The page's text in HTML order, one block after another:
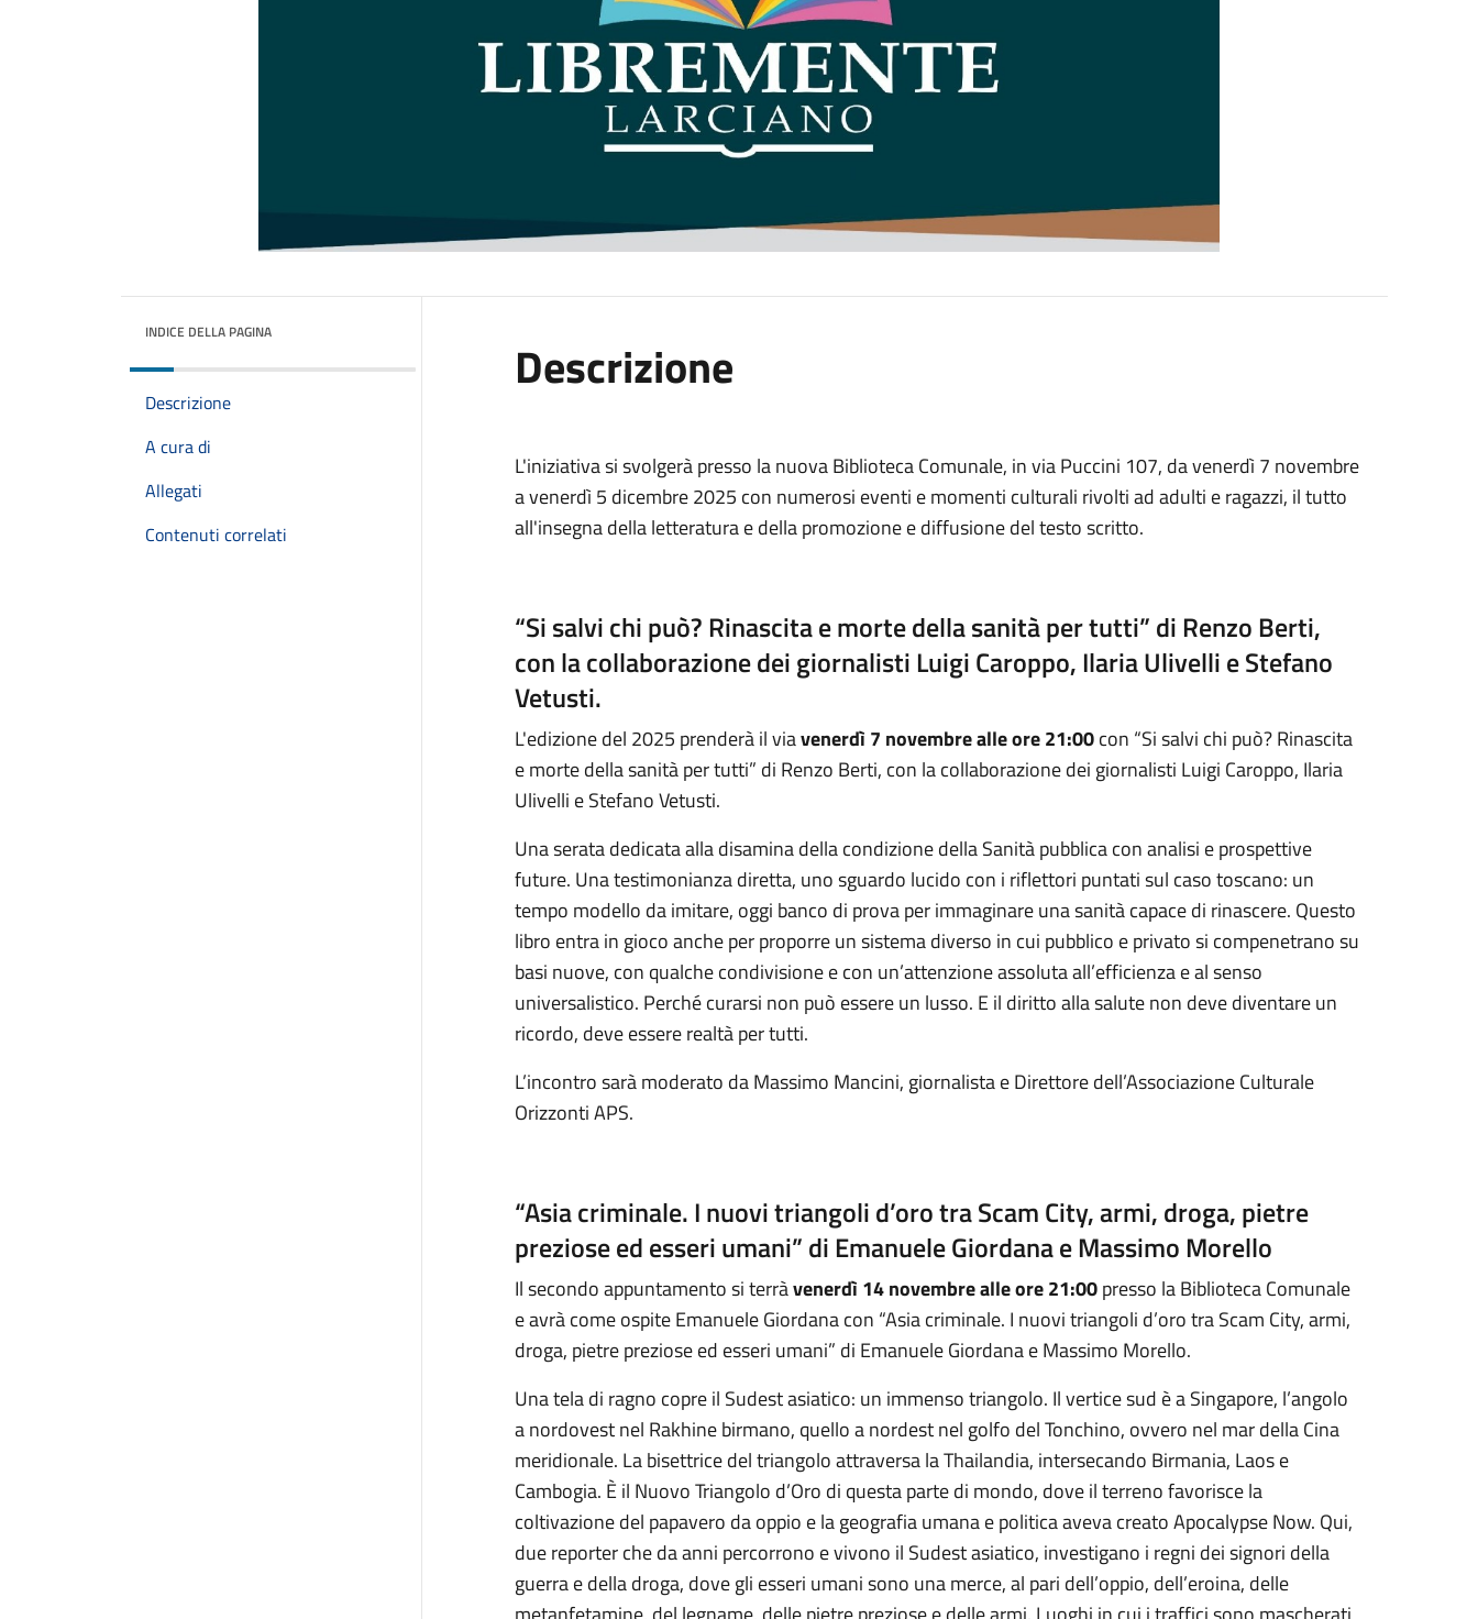
INDICE DELLA PAGINA
Descrizione
A cura di
Allegati
Contenuti correlati
Descrizione
L'iniziativa si svolgerà presso la nuova Biblioteca Comunale, in via Puccini 107, da venerdì 7 novembre
a venerdì 5 dicembre 2025 con numerosi eventi e momenti culturali rivolti ad adulti e ragazzi, il tutto
all'insegna della letteratura e della promozione e diffusione del testo scritto.
“Si salvi chi può? Rinascita e morte della sanità per tutti” di Renzo Berti,
con la collaborazione dei giornalisti Luigi Caroppo, Ilaria Ulivelli e Stefano
Vetusti.
L'edizione del 2025 prenderà il viavenerdì 7 novembre alle ore 21:00con “Si salvi chi può? Rinascita
e morte della sanità per tutti” di Renzo Berti, con la collaborazione dei giornalisti Luigi Caroppo, Ilaria
Ulivelli e Stefano Vetusti.
Una serata dedicata alla disamina della condizione della Sanità pubblica con analisi e prospettive
future. Una testimonianza diretta, uno sguardo lucido con i riflettori puntati sul caso toscano: un
tempo modello da imitare, oggi banco di prova per immaginare una sanità capace di rinascere. Questo
libro entra in gioco anche per proporre un sistema diverso in cui pubblico e privato si compenetrano su
basi nuove, con qualche condivisione e con un’attenzione assoluta all’efficienza e al senso
universalistico. Perché curarsi non può essere un lusso. E il diritto alla salute non deve diventare un
ricordo, deve essere realtà per tutti.
L’incontro sarà moderato da Massimo Mancini, giornalista e Direttore dell’Associazione Culturale
Orizzonti APS.
“Asia criminale. I nuovi triangoli d’oro tra Scam City, armi, droga, pietre
preziose ed esseri umani” di Emanuele Giordana e Massimo Morello
Il secondo appuntamento si terràvenerdì 14 novembre alle ore 21:00presso la Biblioteca Comunale
e avrà come ospite Emanuele Giordana con “Asia criminale. I nuovi triangoli d’oro tra Scam City, armi,
droga, pietre preziose ed esseri umani” di Emanuele Giordana e Massimo Morello.
Una tela di ragno copre il Sudest asiatico: un immenso triangolo. Il vertice sud è a Singapore, l’angolo
a nordovest nel Rakhine birmano, quello a nordest nel golfo del Tonchino, ovvero nel mar della Cina
meridionale. La bisettrice del triangolo attraversa la Thailandia, intersecando Birmania, Laos e
Cambogia. È il Nuovo Triangolo d’Oro di questa parte di mondo, dove il terreno favorisce la
coltivazione del papavero da oppio e la geografia umana e politica aveva creato Apocalypse Now. Qui,
due reporter che da anni percorrono e vivono il Sudest asiatico, investigano i regni dei signori della
guerra e della droga, dove gli esseri umani sono una merce, al pari dell’oppio, dell’eroina, delle